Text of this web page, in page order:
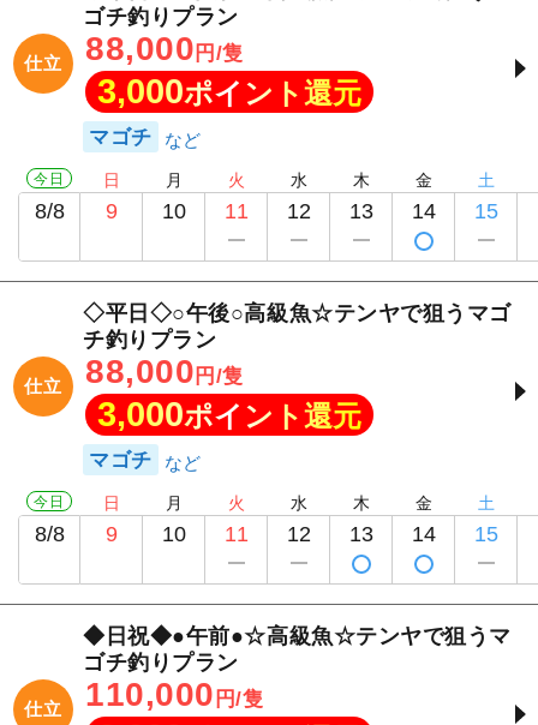
仕立
ゴチ釣りプラン
88,000 円/隻
3,000ポイント還元
マゴチ
今日
8/8
日
9
月
10
火
11
水
12
木
13
金
14
土
15
仕立
◇平日◇○午後○高級魚☆テンヤで狙うマゴ
チ釣りプラン
88,000 円/隻
3,000ポイント還元
マゴチ
今日
8/8
日
9
月
10
火
11
水
12
木
13
金
14
土
15
仕立
◆日祝◆●午前●☆高級魚☆テンヤで狙うマ
ゴチ釣りプラン
110,000 円/隻